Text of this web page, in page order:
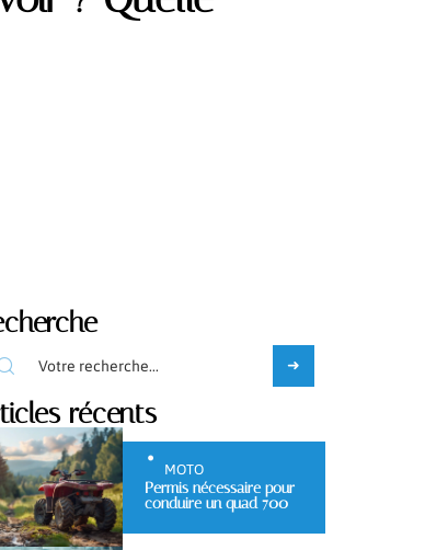
récents
MOTO
Permis nécessaire pour
conduire un quad 700